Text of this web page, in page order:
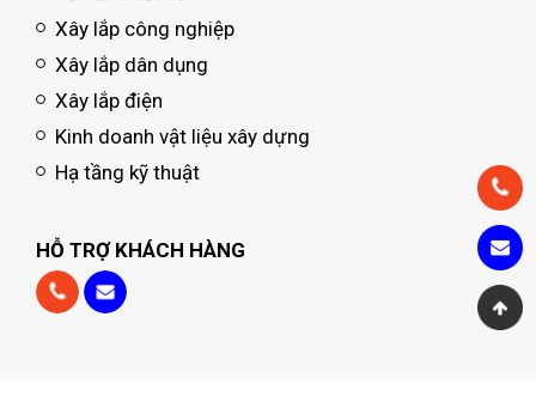
Xây lắp công nghiệp
Xây lắp dân dụng
Xây lắp điện
Kinh doanh vật liệu xây dựng
Hạ tầng kỹ thuật
HỖ TRỢ KHÁCH HÀNG